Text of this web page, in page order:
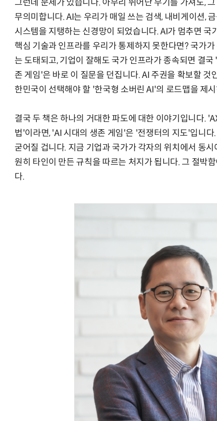
그런데 문제가 있습니다. 아무리 뛰어난 무기를 가져도,
무의미합니다. AI는 우리가 매일 쓰는 검색, 내비게이션,
시스템을 지탱하는 신경망이 되었습니다. AI가 멈추면 국
핵심 기술과 인프라를 우리가 통제하지 못한다면? 국가
는 도태되고, 기업이 잘해도 국가 인프라가 종속되면 결
존 게임'은 바로 이 질문을 던집니다. AI 주권을 확보할 것
한민국이 선택해야 할 '한국형 소버린 AI'의 로드맵을 제
결국 두 책은 하나의 거대한 파도에 대한 이야기입니다.
법'이라면, 'AI 시대의 생존 게임'은 '전쟁터의 지도'입니
굳어질 겁니다. 지금 기업과 국가가 각자의 위치에서 동
원히 타인이 만든 규칙을 따르는 처지가 됩니다. 그 절박
다.
반려견 유골을 우주에 뿌렸다…GPS 추적기로 회수까지 성공